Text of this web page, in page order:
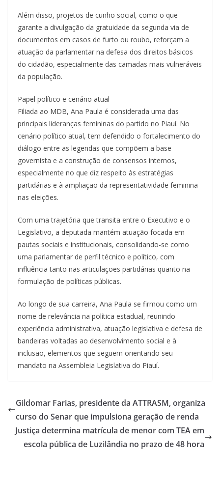
Além disso, projetos de cunho social, como o que
garante a divulgação da gratuidade da segunda via de
documentos em casos de furto ou roubo, reforçam a
atuação da parlamentar na defesa dos direitos básicos
do cidadão, especialmente das camadas mais vulneráveis
da população.
Papel político e cenário atual
Filiada ao MDB, Ana Paula é considerada uma das
principais lideranças femininas do partido no Piauí. No
cenário político atual, tem defendido o fortalecimento do
diálogo entre as legendas que compõem a base
governista e a construção de consensos internos,
especialmente no que diz respeito às estratégias
partidárias e à ampliação da representatividade feminina
nas eleições.
Com uma trajetória que transita entre o Executivo e o
Legislativo, a deputada mantém atuação focada em
pautas sociais e institucionais, consolidando-se como
uma parlamentar de perfil técnico e político, com
influência tanto nas articulações partidárias quanto na
formulação de políticas públicas.
Ao longo de sua carreira, Ana Paula se firmou como um
nome de relevância na política estadual, reunindo
experiência administrativa, atuação legislativa e defesa de
bandeiras voltadas ao desenvolvimento social e à
inclusão, elementos que seguem orientando seu
mandato na Assembleia Legislativa do Piauí.
Gildomar Farias, presidente da ATTRASM, organiza
curso do Senar que impulsiona geração de renda
Justiça determina matrícula de menor com TEA em
escola pública de Luzilândia no prazo de 48 hora